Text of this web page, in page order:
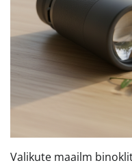
Valikute maailm